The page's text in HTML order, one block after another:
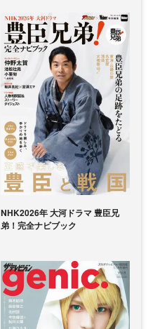
NHK2026年 大河ドラマ 豊臣兄
弟！完全ナビブック